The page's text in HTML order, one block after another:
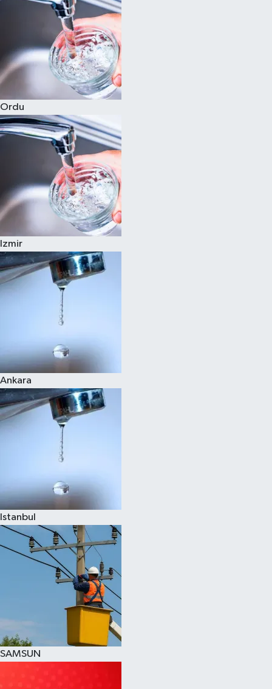
Ordu
Izmir
Ankara
Istanbul
SAMSUN